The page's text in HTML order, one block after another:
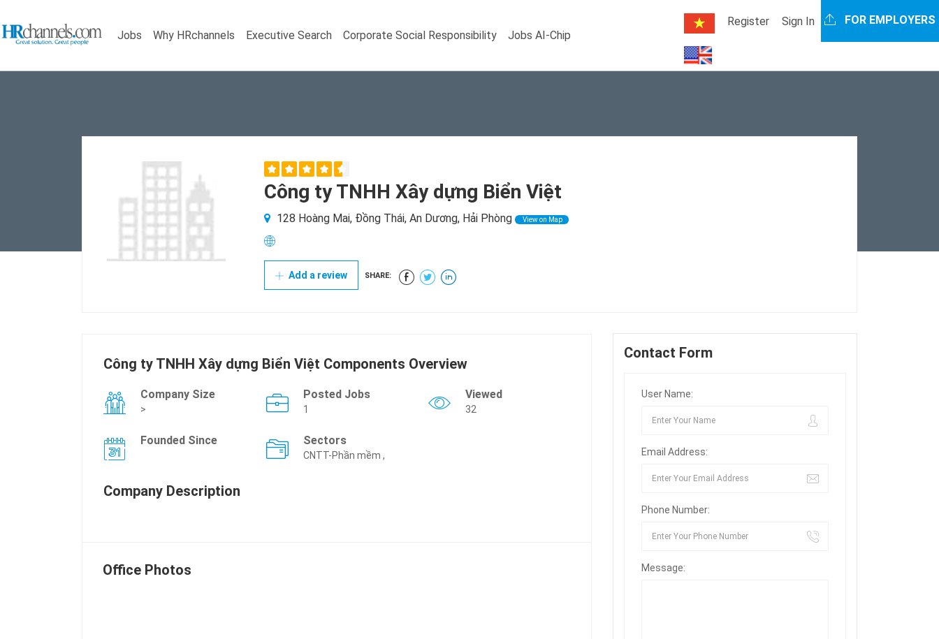
Jobs Why HRchannels Executive Search Corporate Social Responsibility Jobs AI-Chip
Register Sign In FOR EMPLOYERS
Công ty TNHH Xây dựng Biển Việt
128 Hoàng Mai, Đồng Thái, An Dương, Hải Phòng View on Map
Add a review SHARE:
Công ty TNHH Xây dựng Biển Việt Components Overview
Company Size
>
Posted Jobs
1
Viewed
32
Founded Since Sectors
CNTT-Phần mềm ,
Company Description
Office Photos
Contact Form
User Name:
Email Address:
Phone Number:
Message: